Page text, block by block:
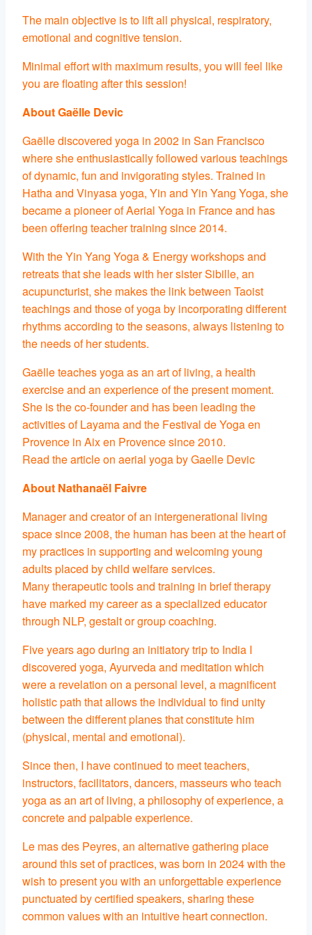
The main objective is to lift all physical, respiratory,
emotional and cognitive tension.
Minimal effort with maximum results, you will feel like
you are floating after this session!
About Gaëlle Devic
Gaëlle discovered yoga in 2002 in San Francisco
where she enthusiastically followed various teachings
of dynamic, fun and invigorating styles. Trained in
Hatha and Vinyasa yoga, Yin and Yin Yang Yoga, she
became a pioneer of Aerial Yoga in France and has
been offering teacher training since 2014.
With the Yin Yang Yoga & Energy workshops and
retreats that she leads with her sister Sibille, an
acupuncturist, she makes the link between Taoist
teachings and those of yoga by incorporating different
rhythms according to the seasons, always listening to
the needs of her students.
Gaëlle teaches yoga as an art of living, a health
exercise and an experience of the present moment.
She is the co-founder and has been leading the
activities of Layama and the Festival de Yoga en
Provence in Aix en Provence since 2010.
Read the article on aerial yoga by Gaelle Devic
About Nathanaël Faivre
Manager and creator of an intergenerational living
space since 2008, the human has been at the heart of
my practices in supporting and welcoming young
adults placed by child welfare services.
Many therapeutic tools and training in brief therapy
have marked my career as a specialized educator
through NLP, gestalt or group coaching.
Five years ago during an initiatory trip to India I
discovered yoga, Ayurveda and meditation which
were a revelation on a personal level, a magnificent
holistic path that allows the individual to find unity
between the different planes that constitute him
(physical, mental and emotional).
Since then, I have continued to meet teachers,
instructors, facilitators, dancers, masseurs who teach
yoga as an art of living, a philosophy of experience, a
concrete and palpable experience.
Le mas des Peyres, an alternative gathering place
around this set of practices, was born in 2024 with the
wish to present you with an unforgettable experience
punctuated by certified speakers, sharing these
common values ​​with an intuitive heart connection.